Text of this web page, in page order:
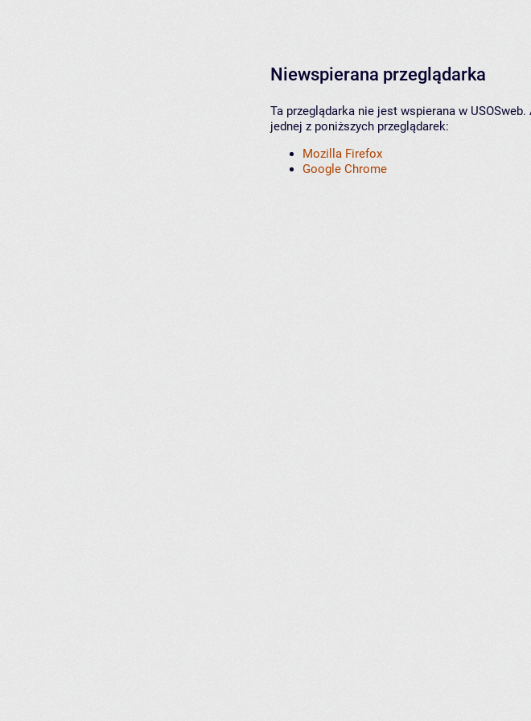
Niewspierana przeglądarka
Ta przeglądarka nie jest wspierana w
jednej z poniższych przeglądarek:
Mozilla Firefox
Google Chrome